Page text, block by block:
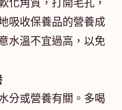
化角質，打開毛孔，
吸收保養品的營養成
水溫不宜過高，以免
分或營養有關。多喝